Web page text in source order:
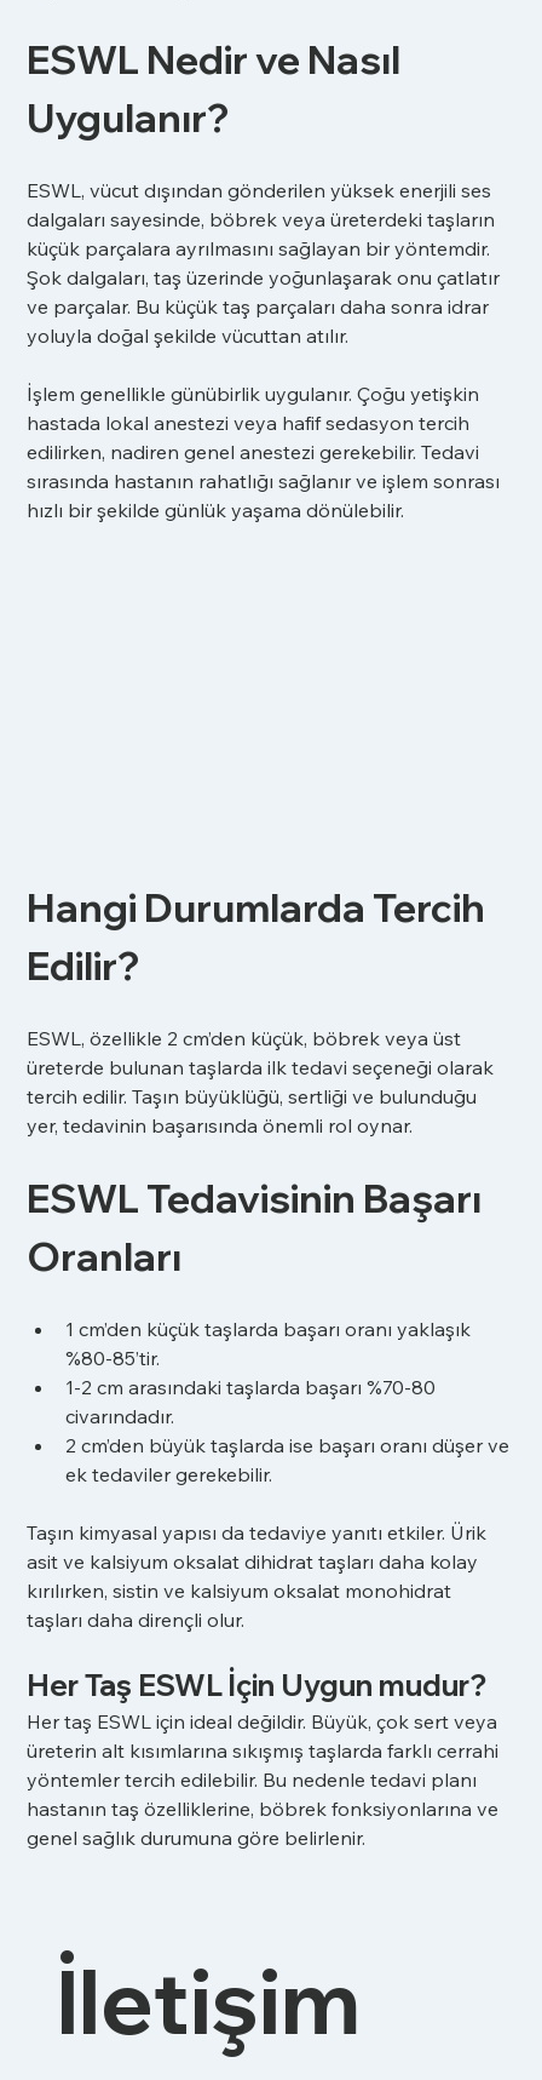
ESWL Nedir ve Nasıl
Uygulanır?
ESWL, vücut dışından gönderilen yüksek enerjili ses
dalgaları sayesinde, böbrek veya üreterdeki taşların
küçük parçalara ayrılmasını sağlayan bir yöntemdir.
Şok dalgaları, taş üzerinde yoğunlaşarak onu çatlatır
ve parçalar. Bu küçük taş parçaları daha sonra idrar
yoluyla doğal şekilde vücuttan atılır.
İşlem genellikle günübirlik uygulanır. Çoğu yetişkin
hastada lokal anestezi veya hafif sedasyon tercih
edilirken, nadiren genel anestezi gerekebilir. Tedavi
sırasında hastanın rahatlığı sağlanır ve işlem sonrası
hızlı bir şekilde günlük yaşama dönülebilir.
Hangi Durumlarda Tercih
Edilir?
ESWL, özellikle 2 cm’den küçük, böbrek veya üst
üreterde bulunan taşlarda ilk tedavi seçeneği olarak
tercih edilir. Taşın büyüklüğü, sertliği ve bulunduğu
yer, tedavinin başarısında önemli rol oynar.
ESWL Tedavisinin Başarı
Oranları
1 cm’den küçük taşlarda başarı oranı yaklaşık
%80-85’tir.
1-2 cm arasındaki taşlarda başarı %70-80
civarındadır.
2 cm’den büyük taşlarda ise başarı oranı düşer ve
ek tedaviler gerekebilir.
Taşın kimyasal yapısı da tedaviye yanıtı etkiler. Ürik
asit ve kalsiyum oksalat dihidrat taşları daha kolay
kırılırken, sistin ve kalsiyum oksalat monohidrat
taşları daha dirençli olur.
Her Taş ESWL İçin Uygun mudur?
Her taş ESWL için ideal değildir. Büyük, çok sert veya
üreterin alt kısımlarına sıkışmış taşlarda farklı cerrahi
yöntemler tercih edilebilir. Bu nedenle tedavi planı
hastanın taş özelliklerine, böbrek fonksiyonlarına ve
genel sağlık durumuna göre belirlenir.
İletişim